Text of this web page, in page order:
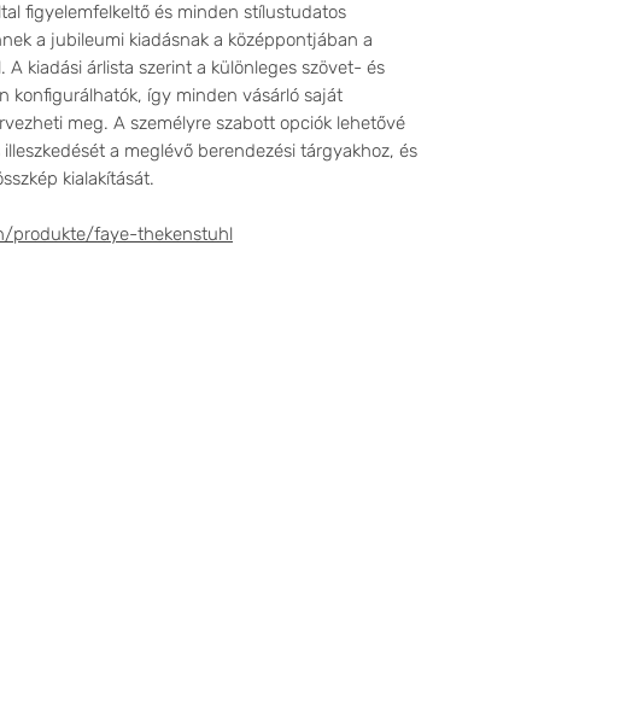
figyelemfelkeltő és minden stílustudatos
a jubileumi kiadásnak a középpontjában a
A kiadási árlista szerint a különleges szövet- és
konfigurálhatók, így minden vásárló saját
meg. A személyre szabott opciók lehetővé
a meglévő berendezési tárgyakhoz, és
kialakítását.
produkte/faye-thekenstuhl